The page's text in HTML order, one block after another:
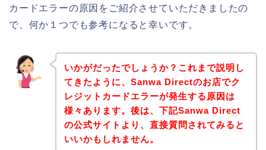
カードエラーの原因をご紹介させていただきましたの
で、何か１つでも参考になると幸いです。
いかがだったでしょうか？これまで説明し
てきたように、Sanwa Directのお店でク
レジットカードエラーが発生する原因は
様々あります。後は、下記Sanwa Direct
の公式サイトより、直接質問されてみると
いいかもしれません。